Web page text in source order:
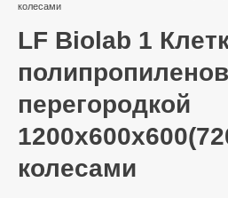
колесами
LF Biolab 1
перегородкой
колесами